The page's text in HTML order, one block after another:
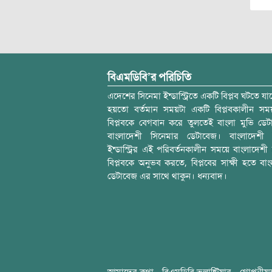
বিএমডিবি’র পরিচিতি
এদেশের সিনেমা ইন্ডাস্ট্রিতে একটি বিপ্লব ঘটতে
হয়তো বর্তমান সময়টা একটি বিপ্লবকালীন
বিপ্লবকে বেগবান করে তুলতেই বাংলা মুভি
বাংলাদেশী সিনেমার ডেটাবেজ। বাংলাদেশী
ইন্ডাস্ট্রির এই পরিবর্তনকালীন সময়ে বাংলাদেশী
বিপ্লবকে অনুভব করতে, বিপ্লবের সাক্ষী হতে
ডেটাবেজ এর সাথে থাকুন। ধন্যবাদ।